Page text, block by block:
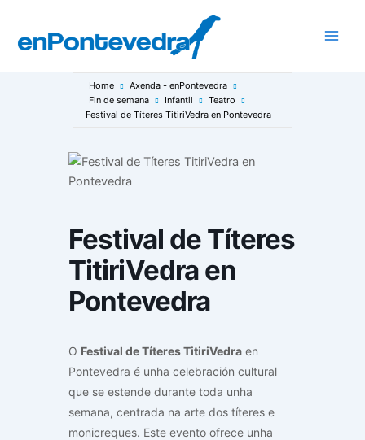
contido
Home
Axenda - enPontevedra
Fin de semana
Infantil
Teatro
Festival de Títeres TitiriVedra en Pontevedra
Festival de Títeres
TitiriVedra en
Pontevedra
O Festival de Títeres TitiriVedra en
Pontevedra é unha celebración cultural
que se estende durante toda unha
semana, centrada na arte dos títeres e
monicreques. Este evento ofrece unha